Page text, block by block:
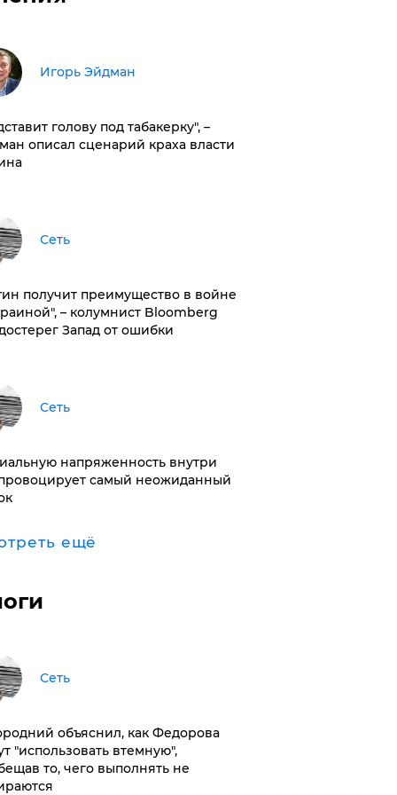
Игорь Эйдман
голову под табакерку", –
описал сценарий краха власти
Сеть
получит преимущество в войне
– колумнист Bloomberg
Запад от ошибки
Сеть
напряженность внутри
самый неожиданный
ещё
Сеть
объяснил, как Федорова
"использовать втемную",
то, чего выполнять не